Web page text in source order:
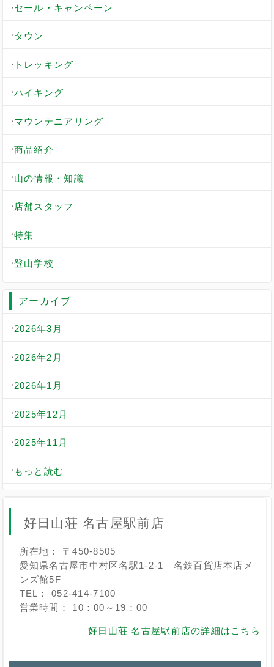
セール・キャンペーン
タウン
トレッキング
ハイキング
マウンテニアリング
商品紹介
山の情報・知識
店舗スタッフ
特集
登山学校
アーカイブ
2026年3月
2026年2月
2026年1月
2025年12月
2025年11月
もっと読む
好日山荘 名古屋駅前店
所在地： 〒450-8505
愛知県名古屋市中村区名駅1-2-1 名鉄百貨店本店メ
ンズ館5F
TEL： 052-414-7100
営業時間： 10：00～19：00
好日山荘 名古屋駅前店の詳細はこちら